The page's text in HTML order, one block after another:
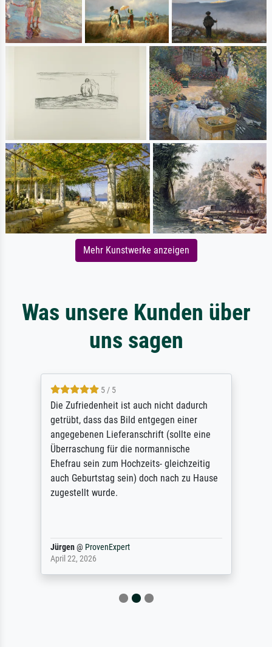
Mehr Kunstwerke anzeigen
Was unsere Kunden über
uns sagen
5 / 5
Die Zufriedenheit ist auch nicht dadurch
getrübt, dass das Bild entgegen einer
angegebenen Lieferanschrift (sollte eine
Überraschung für die normannische
Ehefrau sein zum Hochzeits- gleichzeitig
auch Geburtstag sein) doch nach zu Hause
zugestellt wurde.
Jürgen@ ProvenExpert
April 22, 2026